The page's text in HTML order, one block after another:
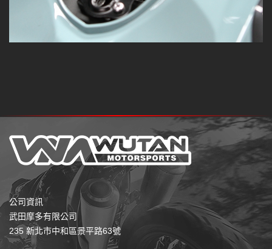
公司資訊
武田摩多有限公司
235 新北市中和區景平路63號